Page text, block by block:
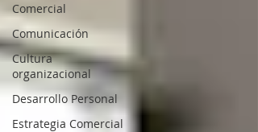
Comercial
Comunicación
Cultura
organizacional
Desarrollo Personal
Estrategia Comercial